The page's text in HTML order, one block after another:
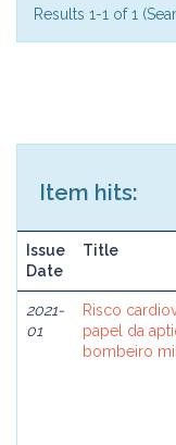
Results 1-1 of 1
Item hits:
Issue
Date
Title
2021-
01
Risco
papel da
bombeiro